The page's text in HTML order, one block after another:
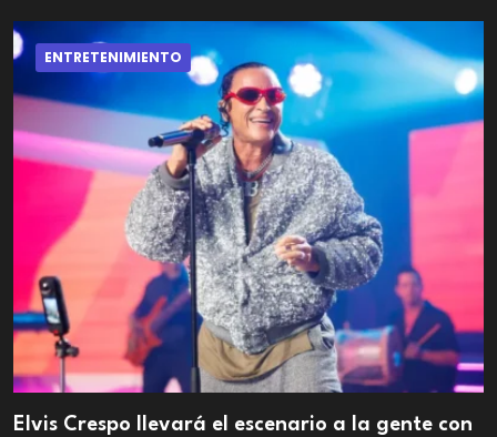
ENTRETENIMIENTO
Elvis Crespo llevará el escenario a la gente con